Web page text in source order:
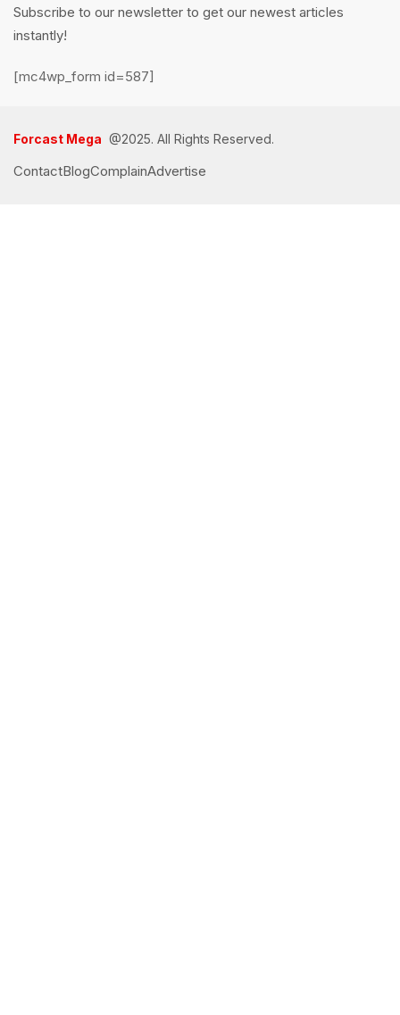
Subscribe to our newsletter to get our newest articles
instantly!
[mc4wp_form id=587]
Forcast Mega @2025. All Rights Reserved.
ContactBlogComplainAdvertise